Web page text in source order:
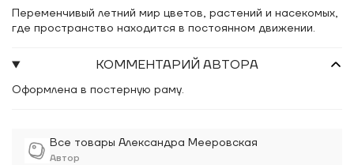
Все товары Александра Мееровская
Автор
Переменчивый летний мир цветов, растений и насекомых,
где пространство находится в постоянном движении.
КОММЕНТАРИЙ АВТОРА
Оформлена в постерную раму.